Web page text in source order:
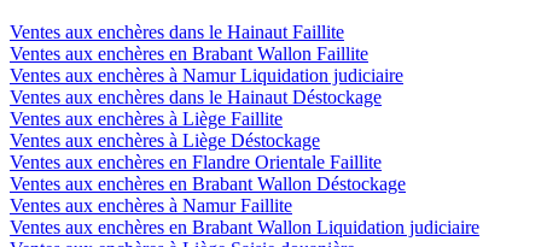
Ventes aux enchères dans le Hainaut Faillite
Ventes aux enchères en Brabant Wallon Faillite
Ventes aux enchères à Namur Liquidation judiciaire
Ventes aux enchères dans le Hainaut Déstockage
Ventes aux enchères à Liège Faillite
Ventes aux enchères à Liège Déstockage
Ventes aux enchères en Flandre Orientale Faillite
Ventes aux enchères en Brabant Wallon Déstockage
Ventes aux enchères à Namur Faillite
Ventes aux enchères en Brabant Wallon Liquidation judiciaire